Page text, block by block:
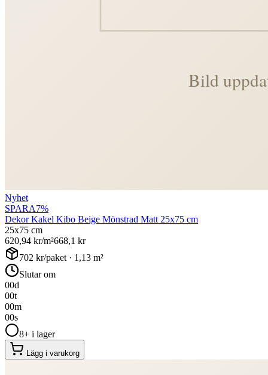
Nyhet
SPARA7%
Dekor Kakel Kibo Beige Mönstrad Matt 25x75 cm
25x75 cm
620,94 kr/m²668,1 kr
702 kr/paket · 1,13 m²
Slutar om
00d
00t
00m
00s
8+ i lager
Lägg i varukorg